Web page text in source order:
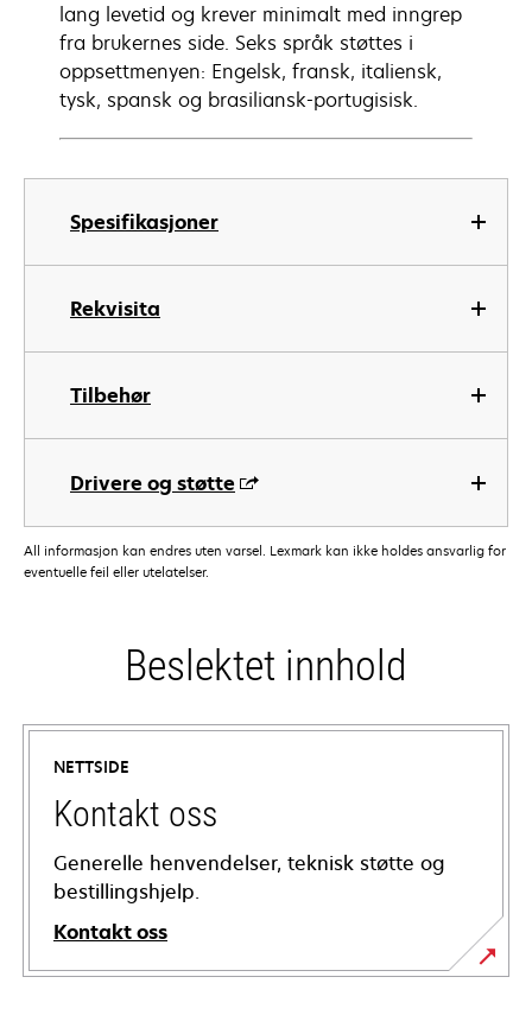
Spesifikasjoner
Rekvisita
Tilbehør
Drivere og støtte
lang levetid og krever minimalt med inngrep
fra brukernes side. Seks språk støttes i
oppsettmenyen: Engelsk, fransk, italiensk,
tysk, spansk og brasiliansk-portugisisk.
All informasjon kan endres uten varsel. Lexmark kan ikke holdes ansvarlig for
eventuelle feil eller utelatelser.
Beslektet innhold
NETTSIDE
Kontakt oss
Generelle henvendelser, teknisk støtte og
bestillingshjelp.
Kontakt oss